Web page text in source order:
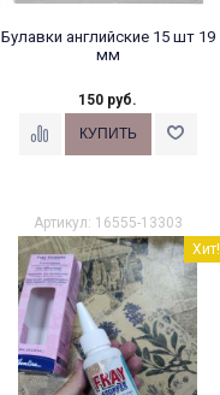
Булавки английские 15 шт 19
мм
150 руб.
Артикул: 16555-13303
Хит!